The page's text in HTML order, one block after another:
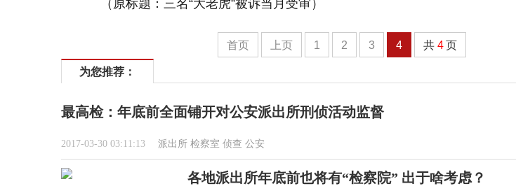
（原标题：三名“大老虎”被诉当月受审）
首页 上页 1 2 3 4 共 4 页
为您推荐：
最高检：年底前全面铺开对公安派出所刑侦活动监督
2017-03-30 03:11:13 派出所 检察室 侦查 公安
各地派出所年底前也将有“检察院” 出于啥考虑？